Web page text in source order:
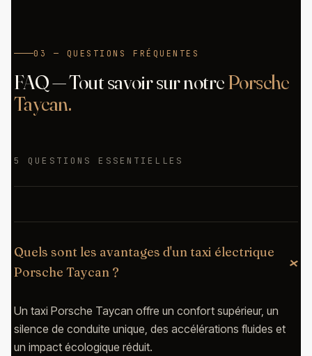
03 — QUESTIONS FRÉQUENTES
FAQ — Tout savoir sur notrePorsche
Taycan.
5 QUESTIONS ESSENTIELLES
Quels sont les avantages d'un taxi électrique
Porsche Taycan ?
Un taxi Porsche Taycan offre un confort supérieur, un
silence de conduite unique, des accélérations fluides et
un impact écologique réduit.